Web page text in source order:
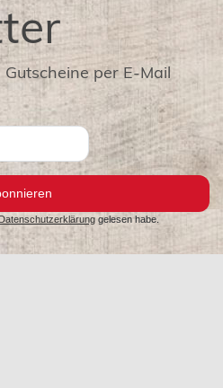
per E-Mail
Datenschutzerklärunggelesen habe.